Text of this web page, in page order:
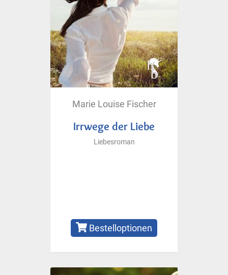
Marie Louise Fischer
Irrwege der Liebe
Liebesroman
Bestelloptionen